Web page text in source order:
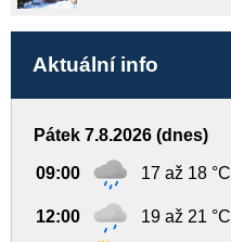
Aktuální info
Pátek 7.8.2026 (dnes)
09:00 17 až 18 °C
12:00 19 až 21 °C